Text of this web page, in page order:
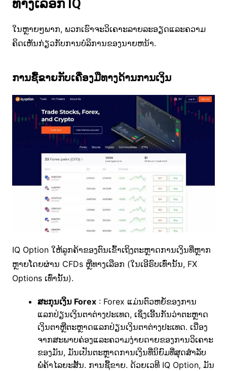
ທາງເລືອກ IQ
ໃນຫຼາຍໆພາກ, ພວກເຮົາຈະວິເຄາະລາຍລະອຽດແລະຄວາມ
ຄິດເຫັນກ່ຽວກັບການບໍລິການຂອງນາຍຫນ້າ.
ການຊື້ຂາຍກັບເຄື່ອງມືທາງດ້ານການເງິນ
IQ Option ໃຫ້ລູກຄ້າຂອງຕົນເຂົ້າເຖິງຕະຫຼາດການເງິນທີ່ຫຼາກ
ຫຼາຍໂດຍຜ່ານ CFDs ຫຼືທາງເລືອກ (ໃນເອີຣົບເທົ່ານັ້ນ, FX
Options ເທົ່ານັ້ນ).
ສະກຸນເງິນ Forex: Forex ແມ່ນຕົວຫຍໍ້ຂອງການ
ແລກປ່ຽນເງິນຕາຕ່າງປະເທດ, ເຊິ່ງເອີ້ນກັນວ່າຕະຫຼາດ
ເງິນຕາຫຼືຕະຫຼາດແລກປ່ຽນເງິນຕາຕ່າງປະເທດ. ເນື່ອງ
ຈາກສະພາບຄ່ອງແລະຄວາມງ່າຍດາຍຂອງການວິເຄາະ
ຂອງມັນ, ມັນເປັນຕະຫຼາດການເງິນທີ່ນິຍົມທີ່ສຸດສໍາລັບ
ພໍ່ຄ້າໄລຍະສັ້ນ. ການຊື້ຂາຍ. ດ້ວຍເວທີ IQ Option, ມັນ